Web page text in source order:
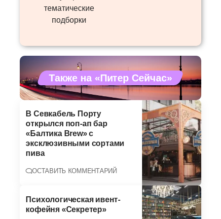
тематические
подборки
Также на «Питер Сейчас»
В Севкабель Порту
открылся поп-ап бар
«Балтика Brew» с
эксклюзивными сортами
пива
ОСТАВИТЬ КОММЕНТАРИЙ
Психологическая ивент-
кофейня «Секретер»